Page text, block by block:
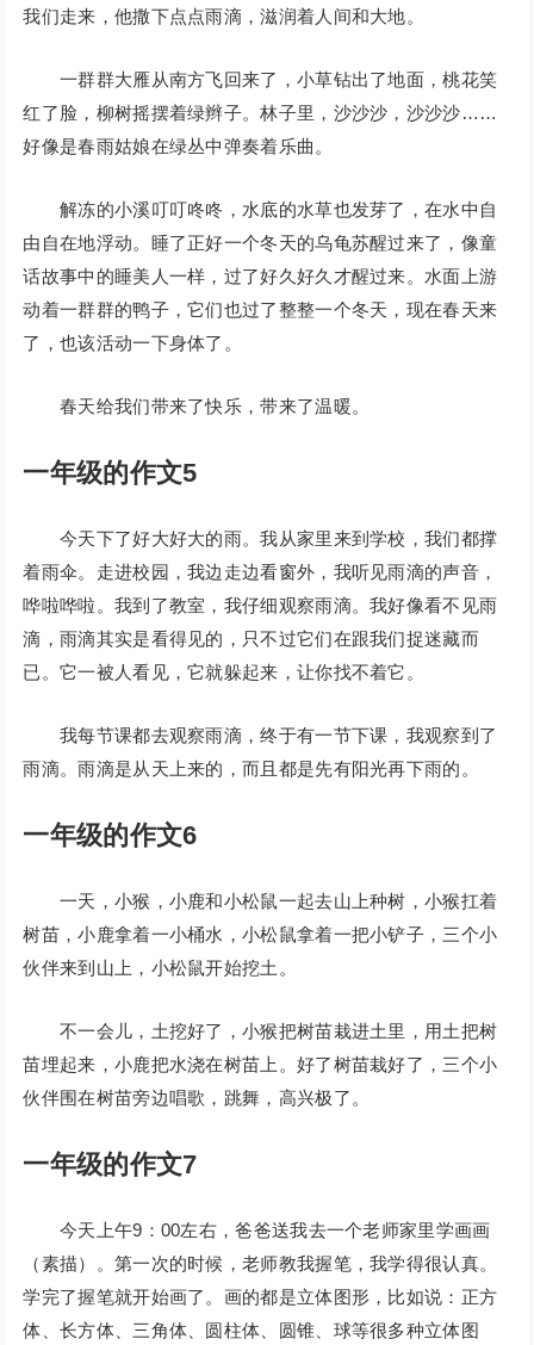
我们走来，他撒下点点雨滴，滋润着人间和大地。
一群群大雁从南方飞回来了，小草钻出了地面，桃花笑
红了脸，柳树摇摆着绿辫子。林子里，沙沙沙，沙沙沙……
好像是春雨姑娘在绿丛中弹奏着乐曲。
解冻的小溪叮叮咚咚，水底的水草也发芽了，在水中自
由自在地浮动。睡了正好一个冬天的乌龟苏醒过来了，像童
话故事中的睡美人一样，过了好久好久才醒过来。水面上游
动着一群群的鸭子，它们也过了整整一个冬天，现在春天来
了，也该活动一下身体了。
春天给我们带来了快乐，带来了温暖。
一年级的作文5
今天下了好大好大的雨。我从家里来到学校，我们都撑
着雨伞。走进校园，我边走边看窗外，我听见雨滴的声音，
哗啦哗啦。我到了教室，我仔细观察雨滴。我好像看不见雨
滴，雨滴其实是看得见的，只不过它们在跟我们捉迷藏而
已。它一被人看见，它就躲起来，让你找不着它。
我每节课都去观察雨滴，终于有一节下课，我观察到了
雨滴。雨滴是从天上来的，而且都是先有阳光再下雨的。
一年级的作文6
一天，小猴，小鹿和小松鼠一起去山上种树，小猴扛着
树苗，小鹿拿着一小桶水，小松鼠拿着一把小铲子，三个小
伙伴来到山上，小松鼠开始挖土。
不一会儿，土挖好了，小猴把树苗栽进土里，用土把树
苗埋起来，小鹿把水浇在树苗上。好了树苗栽好了，三个小
伙伴围在树苗旁边唱歌，跳舞，高兴极了。
一年级的作文7
今天上午9：00左右，爸爸送我去一个老师家里学画画
（素描）。第一次的时候，老师教我握笔，我学得很认真。
学完了握笔就开始画了。画的都是立体图形，比如说：正方
体、长方体、三角体、圆柱体、圆锥、球等很多种立体图